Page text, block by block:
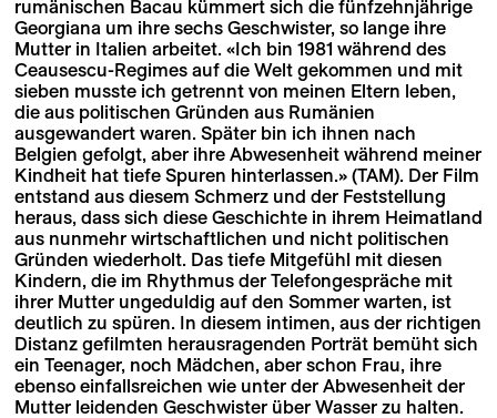
rumänischen Bacau kümmert sich die fünfzehnjährige
Georgiana um ihre sechs Geschwister, so lange ihre
Mutter in Italien arbeitet. «Ich bin 1981 während des
Ceausescu-Regimes auf die Welt gekommen und mit
sieben musste ich getrennt von meinen Eltern leben,
die aus politischen Gründen aus Rumänien
ausgewandert waren. Später bin ich ihnen nach
Belgien gefolgt, aber ihre Abwesenheit während meiner
Kindheit hat tiefe Spuren hinterlassen.» (TAM). Der Film
entstand aus diesem Schmerz und der Feststellung
heraus, dass sich diese Geschichte in ihrem Heimatland
aus nunmehr wirtschaftlichen und nicht politischen
Gründen wiederholt. Das tiefe Mitgefühl mit diesen
Kindern, die im Rhythmus der Telefongespräche mit
ihrer Mutter ungeduldig auf den Sommer warten, ist
deutlich zu spüren. In diesem intimen, aus der richtigen
Distanz gefilmten herausragenden Porträt bemüht sich
ein Teenager, noch Mädchen, aber schon Frau, ihre
ebenso einfallsreichen wie unter der Abwesenheit der
Mutter leidenden Geschwister über Wasser zu halten.